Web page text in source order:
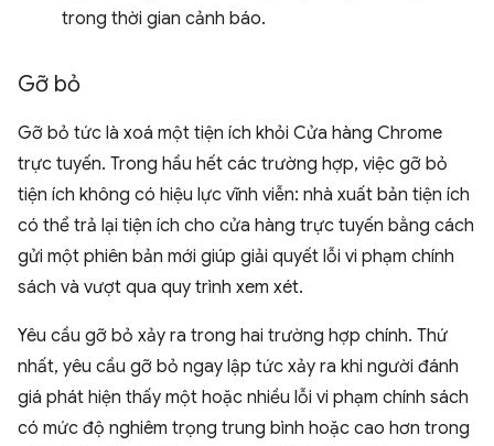
trong thời gian cảnh báo.
Gỡ bỏ
Gỡ bỏ tức là xoá một tiện ích khỏi Cửa hàng Chrome
trực tuyến. Trong hầu hết các trường hợp, việc gỡ bỏ
tiện ích không có hiệu lực vĩnh viễn: nhà xuất bản tiện ích
có thể trả lại tiện ích cho cửa hàng trực tuyến bằng cách
gửi một phiên bản mới giúp giải quyết lỗi vi phạm chính
sách và vượt qua quy trình xem xét.
Yêu cầu gỡ bỏ xảy ra trong hai trường hợp chính. Thứ
nhất, yêu cầu gỡ bỏ ngay lập tức xảy ra khi người đánh
giá phát hiện thấy một hoặc nhiều lỗi vi phạm chính sách
có mức độ nghiêm trọng trung bình hoặc cao hơn trong